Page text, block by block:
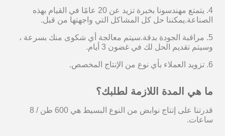
4. يتمتع مهندسونا بخبرة تزيد عن 20 عامًا في القيام بهذه
الصناعة.يمكننا حل كل المشاكل التي واجهتها من قبل.
5. مراقبة الجودة بدقة.سيتم معالجة أي شكوى منك بسرعة ،
وسيتم تقديم الحل لك في غضون 3 أيام.
6. تزويد العملاء بأي نوع من الإنتاج المخصص.
ما هي المدة اللازمة لطلبك؟
قدرتنا على إنتاج نوابض من النوع البسيط هي 600 طن / 8
ساعات.